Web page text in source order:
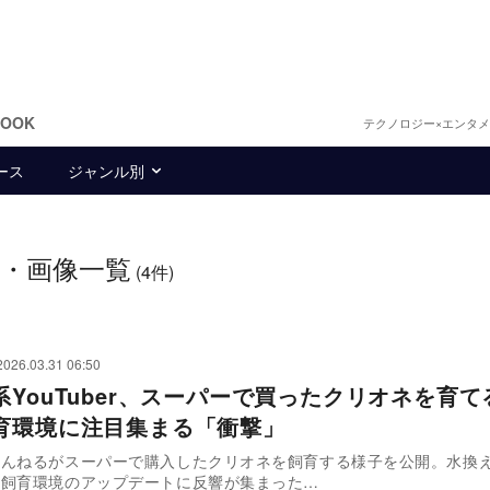
テクノロジー×エンタ
ス ジャンル別
画像一覧 (4件)
06:50
YouTuber、スーパーで買ったクリオネを育
環境に注目集まる「衝撃」
ねるがスーパーで購入したクリオネを飼育する様子を公開。水換
育環境のアップデートに反響が集まった…